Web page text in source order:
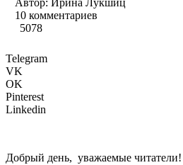
10 комментариев
5078
Telegram
VK
OK
Pinterest
Linkedin
Добрый день, уважаемые читатели!